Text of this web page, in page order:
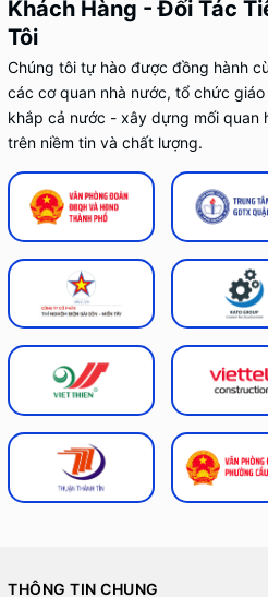
Khách Hàng - Đối Tác
Tôi
Chúng tôi tự hào được đồng hành
các cơ quan nhà nước, tổ chức
khắp cả nước - xây dựng mối quan
trên niềm tin và chất lượng.
THÔNG TIN CHUNG